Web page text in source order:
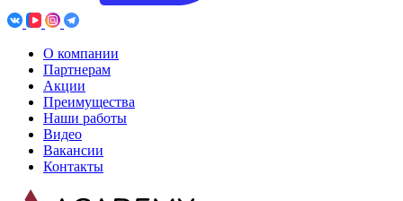
О компании
Партнерам
Акции
Преимущества
Наши работы
Видео
Вакансии
Контакты